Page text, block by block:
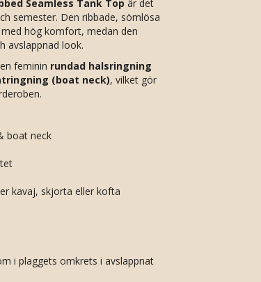
Seamless Tank Top är det
semester. Den ribbade, sömlösa
hög komfort, medan den
avslappnad look.
feminin rundad halsringning
(boat neck), vilket gör
boat neck
kavaj, skjorta eller kofta
i plaggets omkrets i avslappnat